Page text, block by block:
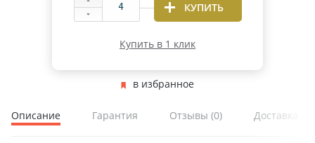
КУПИТЬ
Купить в 1 клик
в избранное
Описание Гарантия Отзывы (0) Доставка и